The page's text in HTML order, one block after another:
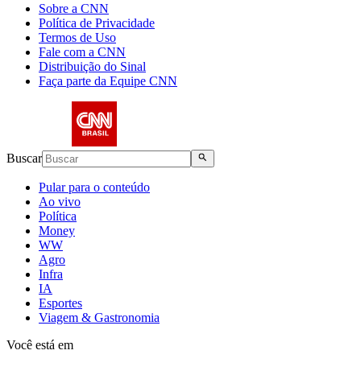
Sobre a CNN
Política de Privacidade
Termos de Uso
Fale com a CNN
Distribuição do Sinal
Faça parte da Equipe CNN
Buscar
Pular para o conteúdo
Ao vivo
Política
Money
WW
Agro
Infra
IA
Esportes
Viagem & Gastronomia
Você está em